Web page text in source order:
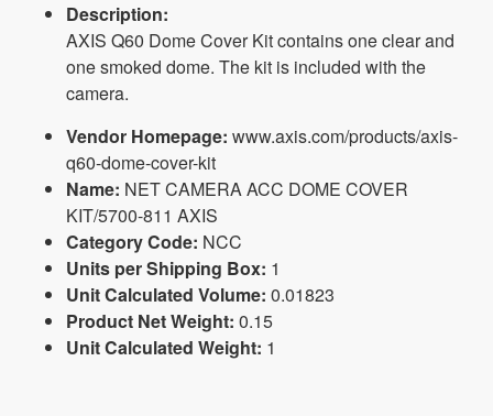
Description:
AXIS Q60 Dome Cover Kit contains one clear and
one smoked dome. The kit is included with the
camera.
Vendor Homepage: www.axis.com/products/axis-
q60-dome-cover-kit
Name: NET CAMERA ACC DOME COVER
KIT/5700-811 AXIS
Category Code: NCC
Units per Shipping Box: 1
Unit Calculated Volume: 0.01823
Product Net Weight: 0.15
Unit Calculated Weight: 1